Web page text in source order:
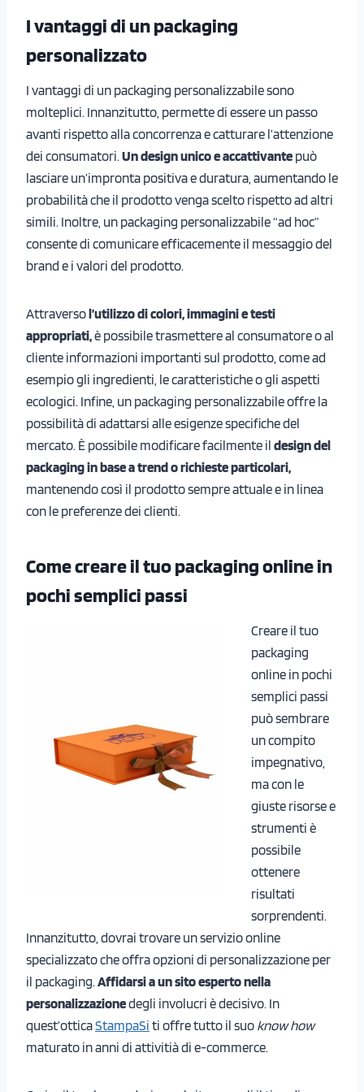
I vantaggi di un packaging
personalizzato
I vantaggi di un packaging personalizzabile sono
molteplici. Innanzitutto, permette di essere un passo
avanti rispetto alla concorrenza e catturare l’attenzione
dei consumatori. Un design unico e accattivante può
lasciare un’impronta positiva e duratura, aumentando le
probabilità che il prodotto venga scelto rispetto ad altri
simili. Inoltre, un packaging personalizzabile “ad hoc”
consente di comunicare efficacemente il messaggio del
brand e i valori del prodotto.
Attraversol’utilizzo di colori, immagini e testi
appropriati,è possibile trasmettere al consumatore o al
cliente informazioni importanti sul prodotto, come ad
esempio gli ingredienti, le caratteristiche o gli aspetti
ecologici. Infine, un packaging personalizzabile offre la
possibilità di adattarsi alle esigenze specifiche del
mercato. È possibile modificare facilmente il design del
packaging in base a trend o richieste particolari,
mantenendo così il prodotto sempre attuale e in linea
con le preferenze dei clienti.
Come creare il tuo packaging online in
pochi semplici passi
Creare il tuo
packaging
online in pochi
semplici passi
può sembrare
un compito
impegnativo,
ma con le
giuste risorse e
strumenti è
possibile
ottenere
risultati
sorprendenti.
Innanzitutto, dovrai trovare un servizio online
specializzato che offra opzioni di personalizzazione per
il packaging. Affidarsi a un sito esperto nella
personalizzazionedegli involucri è decisivo. In
quest’otticaStampaSi ti offre tutto il suo know how
maturato in anni di attivitià di e-commerce.